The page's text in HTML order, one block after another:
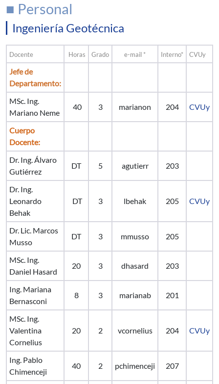
■ Personal
Ingeniería Geotécnica
Docente Horas Grado e-mail * Interno* CVUy
Jefe de
Departamento:
MSc. Ing.
Mariano Neme
40 3 marianon 204 CVUy
Cuerpo
Docente:
Dr. Ing. Álvaro
Gutiérrez
DT 5 agutierr 203
Dr. Ing.
Leonardo
Behak
DT 3 lbehak 205 CVUy
Dr. Lic. Marcos
Musso
DT 3 mmusso 205
MSc. Ing.
Daniel Hasard
20 3 dhasard 203
Ing. Mariana
Bernasconi
8 3 marianab 201
MSc. Ing.
Valentina
Cornelius
20 2 vcornelius 204 CVUy
Ing. Pablo
Chimenceji
40 2 pchimenceji 207